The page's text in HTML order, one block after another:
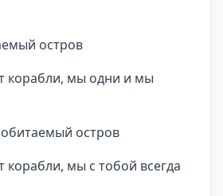
остров
корабли, мы одни и мы
остров
корабли, мы с тобой всегда